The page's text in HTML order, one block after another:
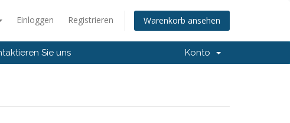
Einloggen Registrieren Warenkorb ansehen
Sie uns Konto